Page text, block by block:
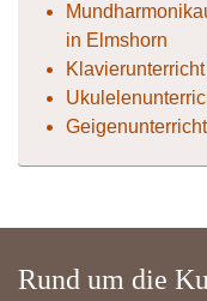
in Elmshorn
Rund um die